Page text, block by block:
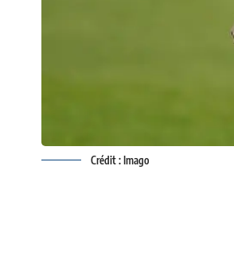
Crédit : Imago